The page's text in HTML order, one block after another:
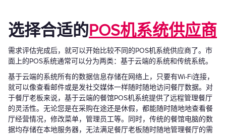
选择合适的POS机系统供应商
需求评估完成后，就可以开始比较不同的POS机系统供应商了。市
面上的POS系统通常可以分为两类：基于云端的系统和传统系统。
基于云端的系统所有的数据信息存储在网络上，只要有Wi-Fi连接，
就可以像查看邮件或是发社交媒体一样随时随地访问餐厅数据。对
于餐厅老板来说，基于云端的餐馆POS机系统提供了远程管理餐厅
的灵活性。无论您是在采购在途还是休假，都能随时随地地查看餐
厅经营情况，修改菜单，管理员工等。同时，传统的餐馆电脑的数
据均存储在本地服务器，无法满足餐厅老板随时随地管理餐厅的需